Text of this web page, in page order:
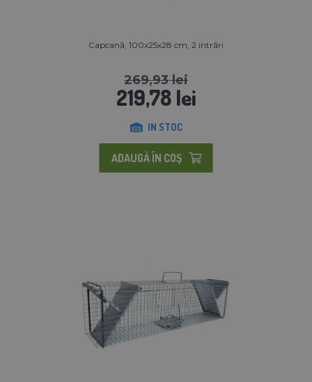
Capcană, 100x25x28 cm, 2 intrări
269,93 lei
219,78 lei
IN STOC
ADAUGĂ ÎN COŞ